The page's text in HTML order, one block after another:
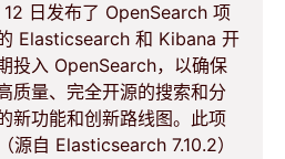
日发布了 OpenSearch 项
Elasticsearch 和 Kibana 开
投入 OpenSearch，以确保
质量、完全开源的搜索和分
新功能和创新路线图。此项
源自 Elasticsearch 7.10.2）